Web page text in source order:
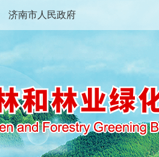
济南市人民政府